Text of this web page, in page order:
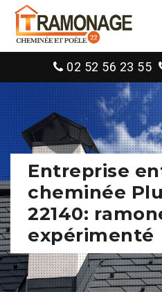
02 52 56 23 55
Entreprise
cheminée
22140:
expérimenté